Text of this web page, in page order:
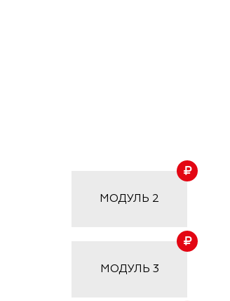
МОДУЛЬ 2
МОДУЛЬ 3